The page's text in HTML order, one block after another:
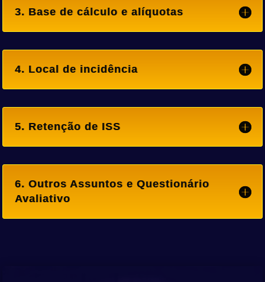
3. Base de cálculo e alíquotas
4. Local de incidência
5. Retenção de ISS
6. Outros Assuntos e Questionário
Avaliativo